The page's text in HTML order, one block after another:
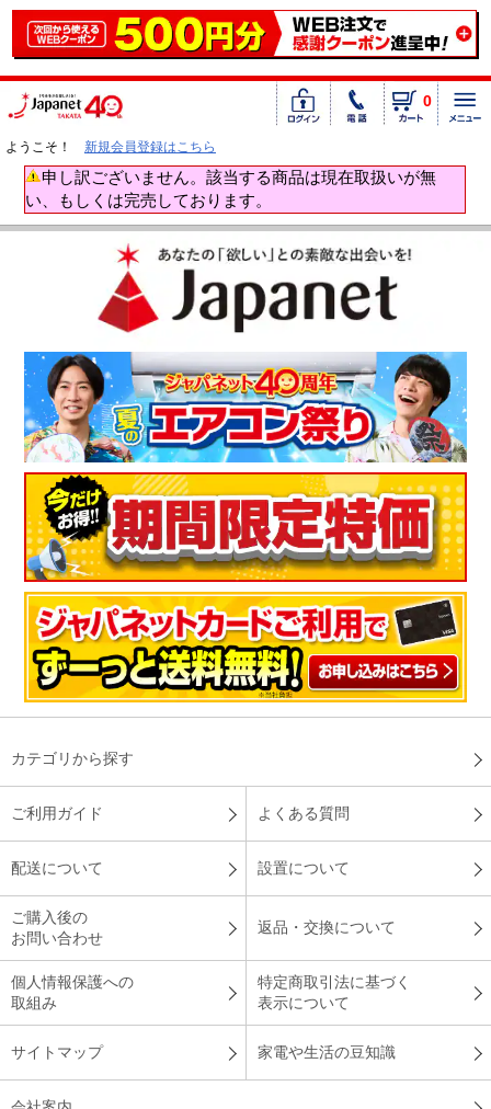
0
ようこそ！ 新規会員登録はこちら
申し訳ございません。該当する商品は現在取扱いが無
い、もしくは完売しております。
カテゴリから探す
ご利用ガイド よくある質問
配送について 設置について
ご購入後の
お問い合わせ
返品・交換について
個人情報保護への
取組み
特定商取引法に基づく
表示について
サイトマップ 家電や生活の豆知識